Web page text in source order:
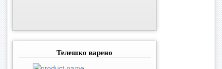
Телешко варено